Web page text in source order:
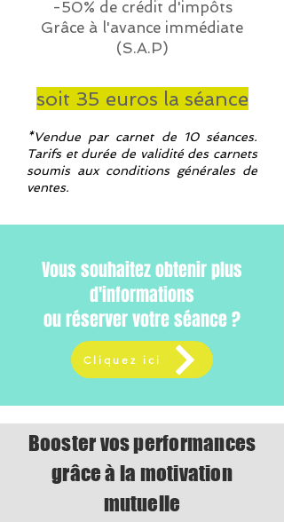
-50% de crédit d'impôts
Grâce à l'avance immédiate
(S.A.P)
soit 35 euros la séance
*Vendue par carnet de 10 séances.
Tarifs et durée de validité des carnets
soumis aux conditions générales de
ventes.
Vous souhaitez obtenir plus
d'informations
ou réserver votre séance ?
Cliquez ici
Booster vos performances
grâce à la motivation
mutuelle